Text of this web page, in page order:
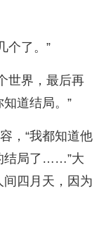
个了。”
世界，最后再
道结局。”
，“我都知道他
结局了……”大
四月天，因为